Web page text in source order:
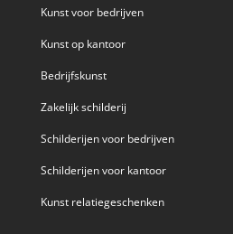
Kunst voor bedrijven
Kunst op kantoor
Bedrijfskunst
Zakelijk schilderij
Schilderijen voor bedrijven
Schilderijen voor kantoor
Kunst relatiegeschenken